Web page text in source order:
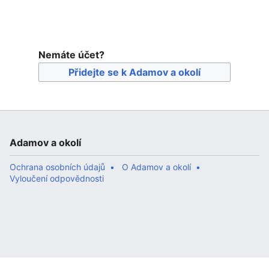
Nemáte účet?
Přidejte se k Adamov a okolí
Adamov a okolí
Ochrana osobních údajů
O Adamov a okolí
Vyloučení odpovědnosti